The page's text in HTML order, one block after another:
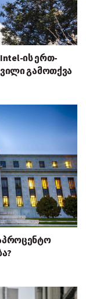
ის ერთ-
გამოთქვა